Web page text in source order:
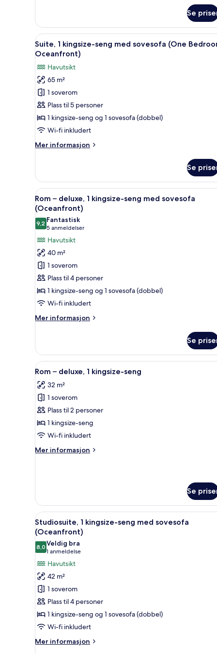
1
kingsize-
seng,
balkong
Accessible)
Se
Åpne
alle
av
Suite,
kingsize-
seng
med
(One
Suite, 1 kingsize-seng med
5
Suite, 1 kingsize-seng med sovesofa (One
Oceanfront)
Havutsikt
65 m²
1 soverom
Plass til 5 personer
1 kingsize-seng og 1 sovesofa (dobbel)
Wi-fi inkludert
Mer informasjon
Mer
1
kingsize-
seng
med
sovesofa
(One
Bedroom
Oceanfront)
Se
Åpne
alle
bildene
av
Rom
–
deluxe,
kingsize-
seng
med
sovesofa
7
Rom – deluxe, 1 kingsize-seng med sovesofa
(Oceanfront)
9,29,2 av 10
Fantastisk
5 anmeldelser
(5
anmeldelser)
Havutsikt
40 m²
1 soverom
Plass til 4 personer
1 kingsize-seng og 1 sovesofa (dobbel)
Wi-fi inkludert
Mer informasjon
Mer
–
deluxe,
1
seng
med
sovesofa
(Oceanfront)
Se
Åpne
alle
bildene
av
Rom
–
deluxe,
kingsize-
Sengetøy av topp kvalitet,
5
Rom – deluxe, 1 kingsize-seng
32 m²
1 soverom
Plass til 2 personer
1 kingsize-seng
Wi-fi inkludert
Mer informasjon
Mer
1
kingsize-
seng
Se
Åpne
alle
bildene
av
Studiosuite,
1
kingsize-
seng
med
sovesofa
(Oceanfront)
Sengetøy av topp kvalitet,
5
Studiosuite, 1 kingsize-seng med sovesofa
(Oceanfront)
8,08,0 av 10
Veldig bra
1 anmeldelse
(1
anmeldelse)
Havutsikt
42 m²
1 soverom
Plass til 4 personer
1 kingsize-seng og 1 sovesofa (dobbel)
Wi-fi inkludert
Mer informasjon
Mer